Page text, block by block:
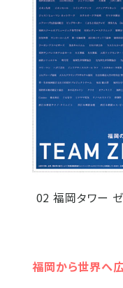
02 福岡タワー
福岡から世界へ